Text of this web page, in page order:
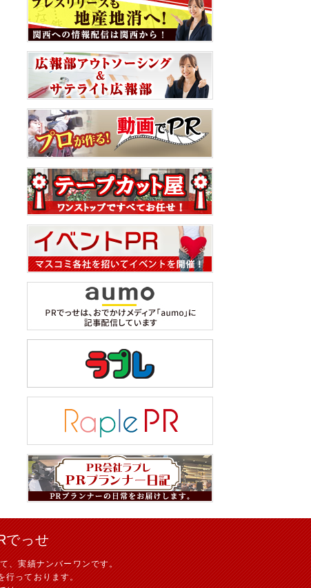
でっせ
、実績ナンバーワンです。
行っております。